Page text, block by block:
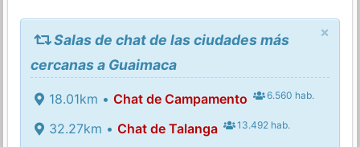
×
Salas de chat de las ciudades más
cercanas a Guaimaca
18.01km • Chat de Campamento 6.560 hab.
32.27km • Chat de Talanga 13.492 hab.